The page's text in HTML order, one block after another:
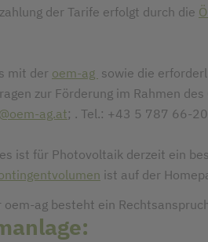
der Tarife erfolgt durch die
mit der oem-ag sowie die
zur Förderung im Rahmen
ag.at; . Tel.: +43 5 787 66-
ist für Photovoltaik derzeit ein
ist auf der
ag besteht ein